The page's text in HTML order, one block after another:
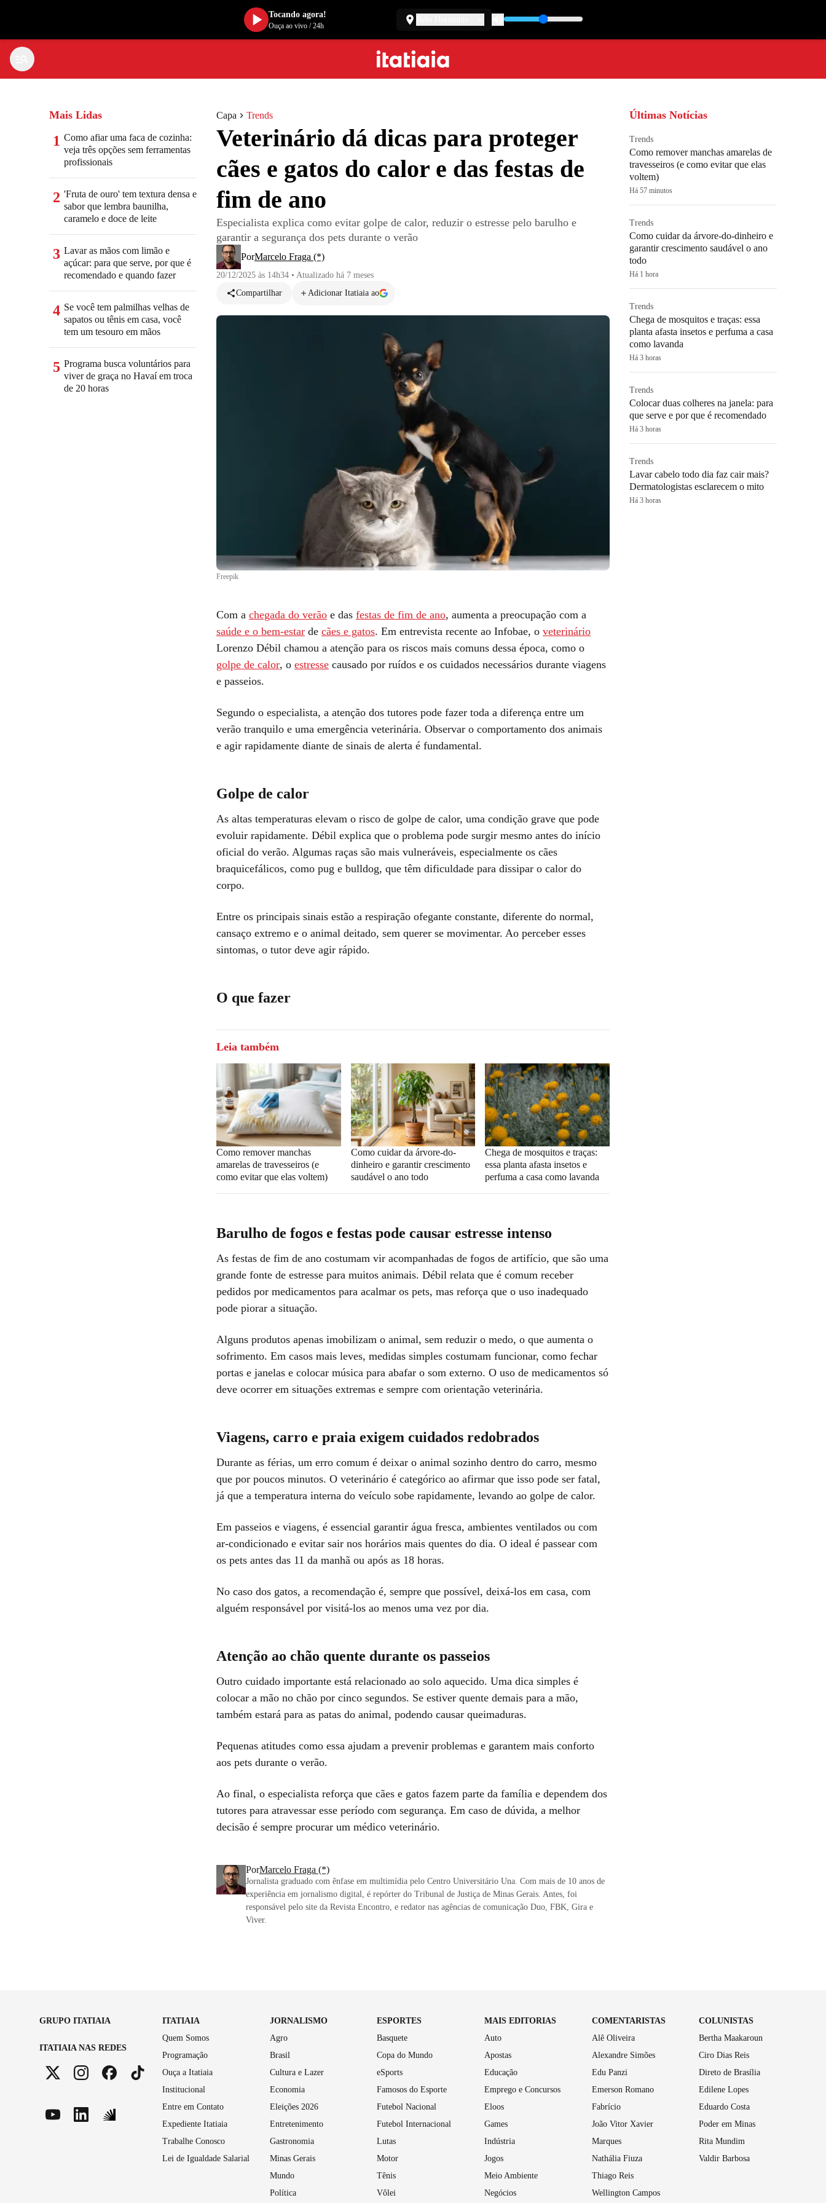
Capa Trends
Veterinário dá dicas para proteger
cães e gatos do calor e das festas de
fim de ano
Especialista explica como evitar golpe de calor, reduzir o estresse pelo barulho e
garantir a segurança dos pets durante o verão
PorMarcelo Fraga (*)
20/12/2025 às 14h34 • Atualizado há 7 meses
Compartilhar
Adicionar Itatiaia ao
Freepik
Com a chegada do verão e das festas de fim de ano, aumenta a preocupação com a
saúde e o bem-estar de cães e gatos. Em entrevista recente ao Infobae, o veterinário
Lorenzo Débil chamou a atenção para os riscos mais comuns dessa época, como o
golpe de calor, o estresse causado por ruídos e os cuidados necessários durante viagens
e passeios.
Segundo o especialista, a atenção dos tutores pode fazer toda a diferença entre um
verão tranquilo e uma emergência veterinária. Observar o comportamento dos animais
e agir rapidamente diante de sinais de alerta é fundamental.
Golpe de calor
As altas temperaturas elevam o risco de golpe de calor, uma condição grave que pode
evoluir rapidamente. Débil explica que o problema pode surgir mesmo antes do início
oficial do verão. Algumas raças são mais vulneráveis, especialmente os cães
braquicefálicos, como pug e bulldog, que têm dificuldade para dissipar o calor do
corpo.
Entre os principais sinais estão a respiração ofegante constante, diferente do normal,
cansaço extremo e o animal deitado, sem querer se movimentar. Ao perceber esses
sintomas, o tutor deve agir rápido.
O que fazer
Leia também
Como remover manchas
amarelas de travesseiros (e
como evitar que elas voltem)
Como cuidar da árvore-do-
dinheiro e garantir crescimento
saudável o ano todo
Chega de mosquitos e traças:
essa planta afasta insetos e
perfuma a casa como lavanda
Barulho de fogos e festas pode causar estresse intenso
As festas de fim de ano costumam vir acompanhadas de fogos de artifício, que são uma
grande fonte de estresse para muitos animais. Débil relata que é comum receber
pedidos por medicamentos para acalmar os pets, mas reforça que o uso inadequado
pode piorar a situação.
Alguns produtos apenas imobilizam o animal, sem reduzir o medo, o que aumenta o
sofrimento. Em casos mais leves, medidas simples costumam funcionar, como fechar
portas e janelas e colocar música para abafar o som externo. O uso de medicamentos só
deve ocorrer em situações extremas e sempre com orientação veterinária.
Viagens, carro e praia exigem cuidados redobrados
Durante as férias, um erro comum é deixar o animal sozinho dentro do carro, mesmo
que por poucos minutos. O veterinário é categórico ao afirmar que isso pode ser fatal,
já que a temperatura interna do veículo sobe rapidamente, levando ao golpe de calor.
Em passeios e viagens, é essencial garantir água fresca, ambientes ventilados ou com
ar-condicionado e evitar sair nos horários mais quentes do dia. O ideal é passear com
os pets antes das 11 da manhã ou após as 18 horas.
No caso dos gatos, a recomendação é, sempre que possível, deixá-los em casa, com
alguém responsável por visitá-los ao menos uma vez por dia.
Atenção ao chão quente durante os passeios
Outro cuidado importante está relacionado ao solo aquecido. Uma dica simples é
colocar a mão no chão por cinco segundos. Se estiver quente demais para a mão,
também estará para as patas do animal, podendo causar queimaduras.
Pequenas atitudes como essa ajudam a prevenir problemas e garantem mais conforto
aos pets durante o verão.
Ao final, o especialista reforça que cães e gatos fazem parte da família e dependem dos
tutores para atravessar esse período com segurança. Em caso de dúvida, a melhor
decisão é sempre procurar um médico veterinário.
PorMarcelo Fraga (*)
Jornalista graduado com ênfase em multimídia pelo Centro Universitário Una. Com mais de 10 anos de
experiência em jornalismo digital, é repórter do Tribunal de Justiça de Minas Gerais. Antes, foi
responsável pelo site da Revista Encontro, e redator nas agências de comunicação Duo, FBK, Gira e
Viver.
Mais Lidas
1 Como afiar uma faca de cozinha:
veja três opções sem ferramentas
profissionais
2 'Fruta de ouro' tem textura densa e
sabor que lembra baunilha,
caramelo e doce de leite
3 Lavar as mãos com limão e
açúcar: para que serve, por que é
recomendado e quando fazer
4 Se você tem palmilhas velhas de
sapatos ou tênis em casa, você
tem um tesouro em mãos
5 Programa busca voluntários para
viver de graça no Havaí em troca
de 20 horas
Últimas Notícias
Trends
Como remover manchas amarelas de
travesseiros (e como evitar que elas
voltem)
Há 57 minutos
Trends
Como cuidar da árvore-do-dinheiro e
garantir crescimento saudável o ano
todo
Há 1 hora
Trends
Chega de mosquitos e traças: essa
planta afasta insetos e perfuma a casa
como lavanda
Há 3 horas
Trends
Colocar duas colheres na janela: para
que serve e por que é recomendado
Há 3 horas
Trends
Lavar cabelo todo dia faz cair mais?
Dermatologistas esclarecem o mito
Há 3 horas
GRUPO ITATIAIA
ITATIAIA NAS REDES
ITATIAIA
Quem Somos
Programação
Ouça a Itatiaia
Institucional
Entre em Contato
Expediente Itatiaia
Trabalhe Conosco
Lei de Igualdade Salarial
JORNALISMO
Agro
Brasil
Cultura e Lazer
Economia
Eleições 2026
Entretenimento
Gastronomia
Minas Gerais
Mundo
Política
ESPORTES
Basquete
Copa do Mundo
eSports
Famosos do Esporte
Futebol Nacional
Futebol Internacional
Lutas
Motor
Tênis
Vôlei
MAIS EDITORIAS
Auto
Apostas
Educação
Emprego e Concursos
Eloos
Games
Indústria
Jogos
Meio Ambiente
Negócios
COMENTARISTAS
Alê Oliveira
Alexandre Simões
Edu Panzi
Emerson Romano
Fabrício
João Vitor Xavier
Marques
Nathália Fiuza
Thiago Reis
Wellington Campos
COLUNISTAS
Bertha Maakaroun
Ciro Dias Reis
Direto de Brasília
Edilene Lopes
Eduardo Costa
Poder em Minas
Rita Mundim
Valdir Barbosa
Tocando agora!
Ouça ao vivo/24h